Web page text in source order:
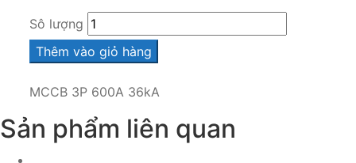
Sô lượng
Thêm vào giỏ hàng
MCCB 3P 600A 36kA
Sản phẩm liên quan